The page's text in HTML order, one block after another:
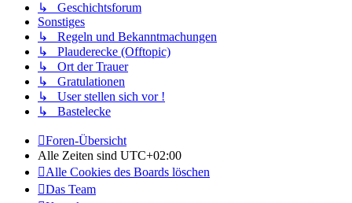
↳ Geschichtsforum
Sonstiges
↳ Regeln und Bekanntmachungen
↳ Plauderecke (Offtopic)
↳ Ort der Trauer
↳ Gratulationen
↳ User stellen sich vor !
↳ Bastelecke
Foren-Übersicht
Alle Zeiten sind UTC+02:00
Alle Cookies des Boards löschen
Das Team